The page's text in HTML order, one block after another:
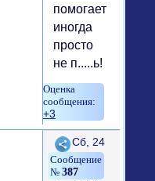
помогает
иногда
просто
не п.....ь!
+3
Поделиться
387
Сб, 24